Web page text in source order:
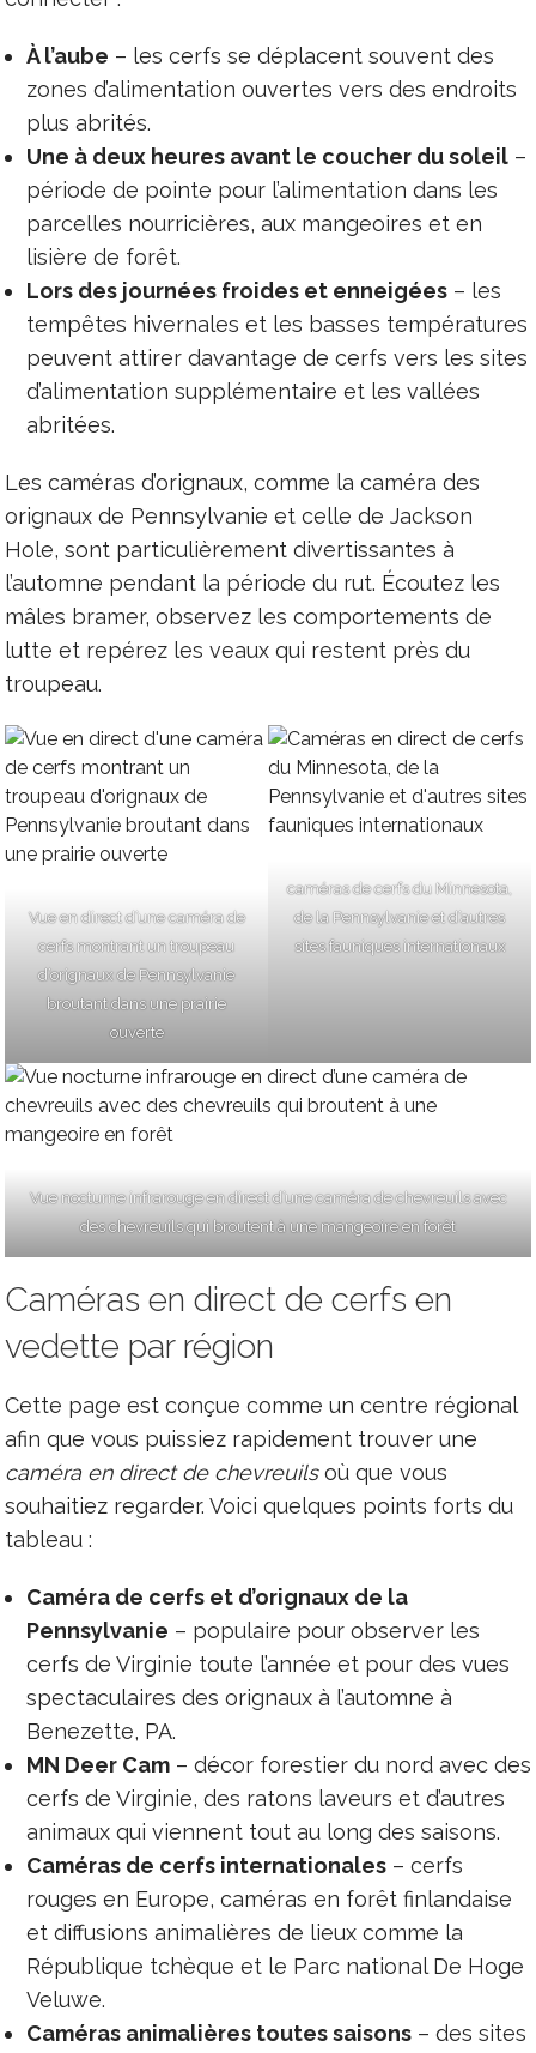
À l’aube – les cerfs se déplacent souvent des
zones d’alimentation ouvertes vers des endroits
plus abrités.
Une à deux heures avant le coucher du soleil–
période de pointe pour l’alimentation dans les
parcelles nourricières, aux mangeoires et en
lisière de forêt.
Lors des journées froides et enneigées– les
tempêtes hivernales et les basses températures
peuvent attirer davantage de cerfs vers les sites
d’alimentation supplémentaire et les vallées
abritées.
Les caméras d’orignaux, comme la caméra des
orignaux de Pennsylvanie et celle de Jackson
Hole, sont particulièrement divertissantes à
l’automne pendant la période du rut. Écoutez les
mâles bramer, observez les comportements de
lutte et repérez les veaux qui restent près du
troupeau.
Vue en direct d’une caméra de
cerfs montrant un troupeau
d’orignaux de Pennsylvanie
broutant dans une prairie
ouverte
caméras de cerfs du Minnesota,
de la Pennsylvanie et d’autres
sites fauniques internationaux
Vue nocturne infrarouge en direct d’une caméra de chevreuils avec
des chevreuils qui broutent à une mangeoire en forêt
Caméras en direct de cerfs en
vedette par région
Cette page est conçue comme un centre régional
afin que vous puissiez rapidement trouver une
caméra en direct de chevreuilsoù que vous
souhaitiez regarder. Voici quelques points forts du
tableau :
Caméra de cerfs et d’orignaux de la
Pennsylvanie – populaire pour observer les
cerfs de Virginie toute l’année et pour des vues
spectaculaires des orignaux à l’automne à
Benezette, PA.
MN Deer Cam– décor forestier du nord avec des
cerfs de Virginie, des ratons laveurs et d’autres
animaux qui viennent tout au long des saisons.
Caméras de cerfs internationales– cerfs
rouges en Europe, caméras en forêt finlandaise
et diffusions animalières de lieux comme la
République tchèque et le Parc national De Hoge
Veluwe.
Caméras animalières toutes saisons– des sites